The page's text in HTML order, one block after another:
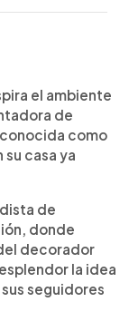
el ambiente
de
conocida como
casa ya
de
donde
decorador
la idea
seguidores